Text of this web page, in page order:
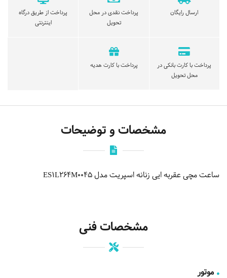
ارسال رایگان
پرداخت نقدی در محل
تحویل
پرداخت از طریق درگاه
اینترنتی
پرداخت با کارت بانکی در
محل تحویل
پرداخت با کارت هدیه
مشخصات و توضیحات
ساعت مچی عقربه ایی زنانه اسپریت مدل ES1L264M0045
مشخصات فنی
موتور